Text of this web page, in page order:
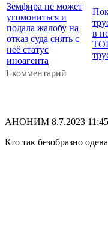
Земфира не может
угомониться и
подала жалобу на
отказ суда снять с
неё статус
иноагента
в
1 комментарий
АНОНИМ 8.7.2023 11:45
Кто так безобразно